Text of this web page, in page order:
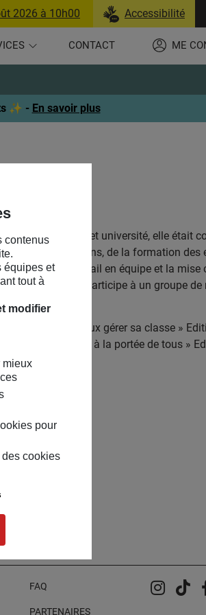
2026 à 10h00 Accessibilité
CONTACT ME
✨ - En savoir plus
en collège, lycée et université, elle était
d’autres missions, de la formation des
le travail en équipe et la
du cirque. Elle participe à un groupe de
à l’école, mieux gérer sa classe »
de bien être à la portée de tous »
FAQ
PARTENAIRES
contenus
équipes et
tout à
modifier
mieux
pour
cookies